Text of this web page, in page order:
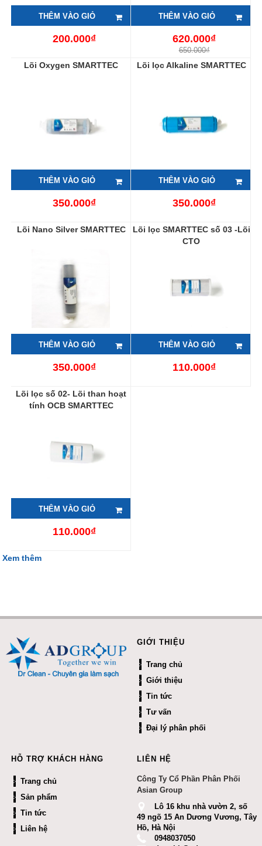
THÊM VÀO GIỎ
200.000₫
THÊM VÀO GIỎ
620.000₫
650.000₫
Lõi Oxygen SMARTTEC
THÊM VÀO GIỎ
350.000₫
Lõi lọc Alkaline SMARTTEC
THÊM VÀO GIỎ
350.000₫
Lõi Nano Silver SMARTTEC
THÊM VÀO GIỎ
350.000₫
Lõi lọc SMARTTEC số 03 -Lõi
CTO
THÊM VÀO GIỎ
110.000₫
Lõi lọc số 02- Lõi than hoạt
tính OCB SMARTTEC
THÊM VÀO GIỎ
110.000₫
Xem thêm
GIỚI THIỆU
Trang chủ
Giới thiệu
Tin tức
Tư vấn
Đại lý phân phối
HỖ TRỢ KHÁCH HÀNG
Trang chủ
Sản phẩm
Tin tức
Liên hệ
LIÊN HỆ
Công Ty Cổ Phần Phân Phối
Asian Group
Lô 16 khu nhà vườn 2, số
49 ngõ 15 An Dương Vương, Tây
Hồ, Hà Nội
0948037050